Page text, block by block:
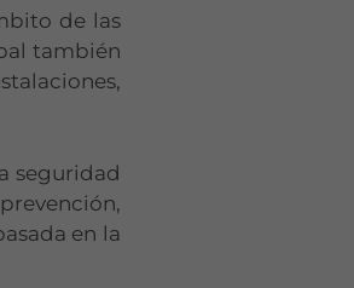
de las
también
seguridad
en la
no
la